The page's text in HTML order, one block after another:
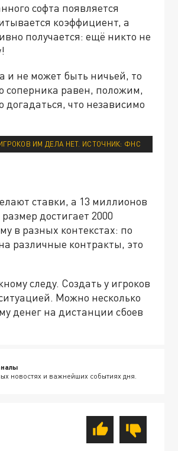
софта появляется
коэффициент, а
получается: ещё никто не
и не может быть ничьей, то
соперника равен, положим,
что независимо
ИМ ДЕЛА НЕТ. ИСТОЧНИК: ФНС
ставки, а 13 миллионов
достигает 2000
в разных контекстах: по
различные контракты, это
следу. Создать у игроков
Можно несколько
денег на дистанции сбоев
новостях и важнейших событиях дня.